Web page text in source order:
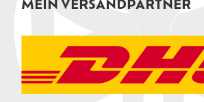
MEIN VERSANDPARTNER